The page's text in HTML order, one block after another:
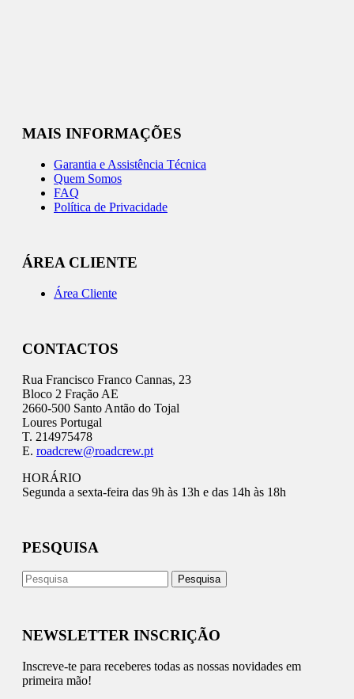
MAIS INFORMAÇÕES
Garantia e Assistência Técnica
Quem Somos
FAQ
Política de Privacidade
ÁREA CLIENTE
Área Cliente
CONTACTOS
Rua Francisco Franco Cannas, 23
Bloco 2 Fração AE
2660-500 Santo Antão do Tojal
Loures Portugal
T. 214975478
E. roadcrew@roadcrew.pt
HORÁRIO
Segunda a sexta-feira das 9h às 13h e das 14h às 18h
PESQUISA
NEWSLETTER INSCRIÇÃO
Inscreve-te para receberes todas as nossas novidades em
primeira mão!